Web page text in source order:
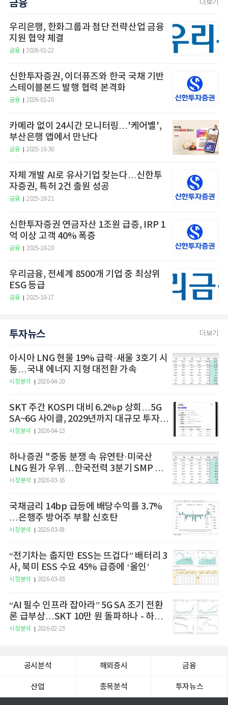
금융 더보기
우리은행, 한화그룹과 첨단 전략산업 금융
지원 협약 체결
금융 2026-01-22
신한투자증권, 이더퓨즈와 한국 국채 기반
스테이블본드 발행 협력 본격화
금융 2026-01-20
카메라 없이 24시간 모니터링…'케어벨',
부산은행 앱에서 만난다
금융 2025-10-30
자체 개발 AI로 유사기업 찾는다…신한투
자증권, 특허 2건 출원 성공
금융 2025-10-21
신한투자증권 연금자산 1조원 급증, IRP 1
억 이상 고객 40% 폭증
금융 2025-10-20
우리금융, 전세계 8500개 기업 중 최상위
ESG 등급
금융 2025-10-17
투자뉴스 더보기
아시아 LNG 현물 19% 급락·새울 3호기 시
동…국내 에너지 지형 대전환 가속
시장분석 2026-04-20
SKT 주간 KOSPI 대비 6.2%p 상회…5G
SA~6G 사이클, 2029년까지 대규모 투자
예고
시장분석 2026-04-13
하나증권 "중동 분쟁 속 유연탄·미국산
LNG 원가 우위…한국전력 3분기 SMP 상
승 전망"
시장분석 2026-03-16
국채금리 14bp 급등에 배당수익률 3.7%
…은행주 방어주 부활 신호탄
시장분석 2026-03-09
“전기차는 춥지만 ESS는 뜨겁다” 배터리 3
사, 북미 ESS 수요 45% 급증에 ‘올인’
시장분석 2026-03-03
“AI 필수 인프라 잡아라” 5G SA 조기 전환
론 급부상…SKT 10만 원 돌파하나 - 하나
증권
시장분석 2026-02-23
공시분석 해외증시 금융
산업 종목분석 투자뉴스